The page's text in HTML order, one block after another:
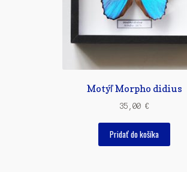
Motýľ Morpho didius
35,00 €
Pridať do košíka